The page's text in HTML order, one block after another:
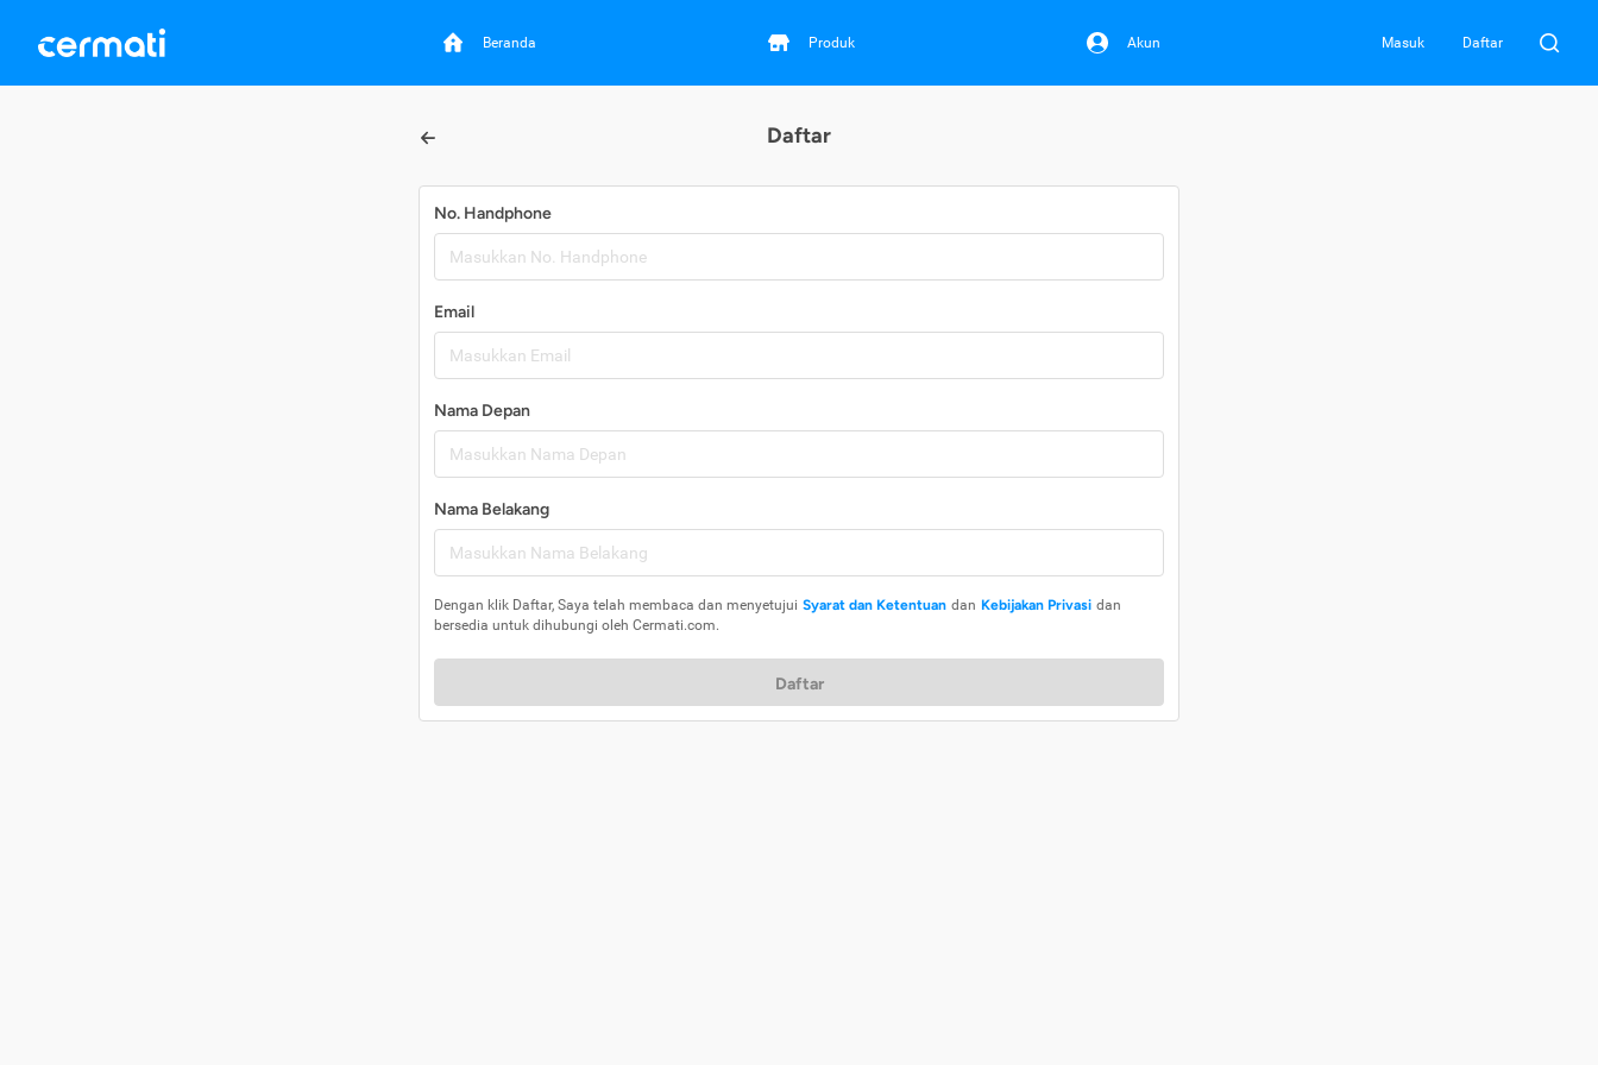
Beranda Produk Akun Masuk Daftar
Daftar
No. Handphone
Email
Nama Depan
Nama Belakang
Dengan klik Daftar, Saya telah membaca dan menyetujui Syarat dan Ketentuan dan Kebijakan Privasi dan
bersedia untuk dihubungi oleh Cermati.com.
Daftar